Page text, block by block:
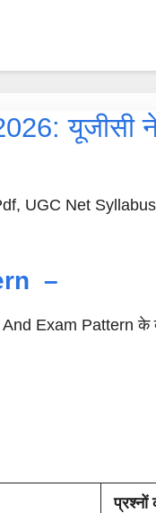
यूजीसी
UGC Net Syllabus
–
Exam Pattern के
प्रश्नों